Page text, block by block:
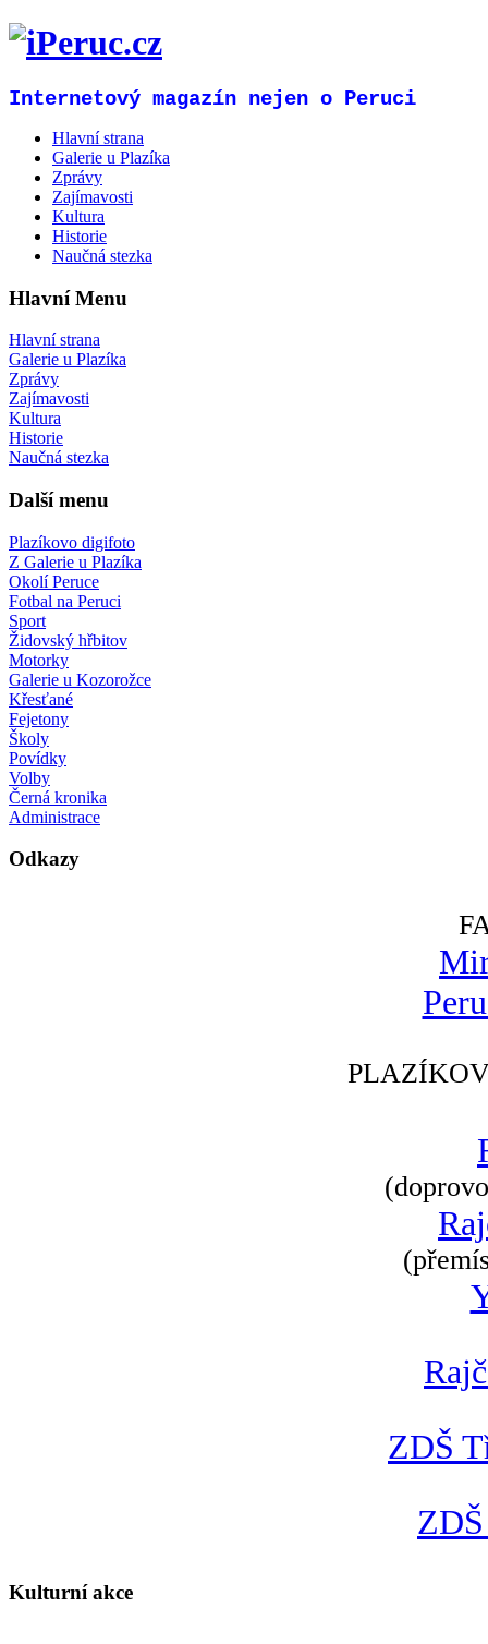
Internetový magazín nejen o Peruci
Hlavní strana
Galerie u Plazíka
Zprávy
Zajímavosti
Kultura
Historie
Naučná stezka
Hlavní Menu
Hlavní strana
Galerie u Plazíka
Zprávy
Zajímavosti
Kultura
Historie
Naučná stezka
Další menu
Plazíkovo digifoto
Z Galerie u Plazíka
Okolí Peruce
Fotbal na Peruci
Sport
Židovský hřbitov
Motorky
Galerie u Kozorožce
Křesťané
Fejetony
Školy
Povídky
Volby
Černá kronika
Administrace
Odkazy
ZDŠ
Kulturní akce